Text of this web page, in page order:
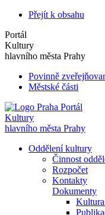
Přejít k obsahu
Portál
Kultury
hlavního města Prahy
Povinně
Městské části
Portál
Kultury
hlavního města Prahy
Oddělení kultury
Činnost
Rozpočet
Kontakty
Dokumenty